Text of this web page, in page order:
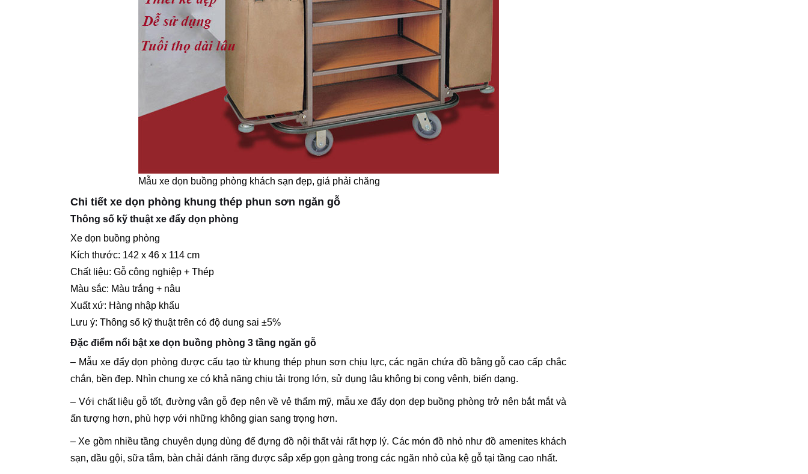
Mẫu xe dọn buồng phòng khách sạn đẹp, giá phải chăng
Chi tiết xe dọn phòng khung thép phun sơn ngăn gỗ
Thông số kỹ thuật xe đẩy dọn phòng
Xe dọn buồng phòng
Kích thước: 142 x 46 x 114 cm
Chất liệu: Gỗ công nghiệp + Thép
Màu sắc: Màu trắng + nâu
Xuất xứ: Hàng nhập khẩu
Lưu ý: Thông số kỹ thuật trên có độ dung sai ±5%
Đặc điểm nổi bật xe dọn buồng phòng 3 tầng ngăn gỗ
– Mẫu xe đẩy dọn phòng được cấu tạo từ khung thép phun sơn chịu lực, các ngăn chứa đồ bằng gỗ cao cấp chắc
chắn, bền đẹp. Nhìn chung xe có khả năng chịu tải trọng lớn, sử dụng lâu không bị cong vênh, biến dạng.
– Với chất liệu gỗ tốt, đường vân gỗ đẹp nên về vẻ thẩm mỹ, mẫu xe đẩy dọn dẹp buồng phòng trở nên bắt mắt và
ấn tượng hơn, phù hợp với những không gian sang trọng hơn.
– Xe gồm nhiều tầng chuyên dụng dùng để đựng đồ nội thất vải rất hợp lý. Các món đồ nhỏ như đồ amenites khách
sạn, dầu gội, sữa tắm, bàn chải đánh răng được sắp xếp gọn gàng trong các ngăn nhỏ của kệ gỗ tại tầng cao nhất.